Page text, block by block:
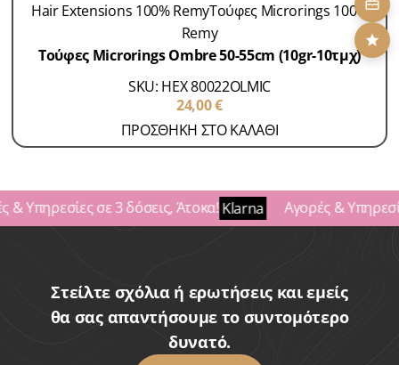
Hair Extensions 100% RemyΤούφες Microrings 100%
Remy
Τούφες Microrings Ombre 50-55cm (10gr-10τμχ)
SKU: HEX 80022OLMIC
24,00€
ΠΡΟΣΘΗΚΗ ΣΤΟ ΚΑΛΑΘΙ
& Υπηρεσίες σε 3 δόσεις, Άτοκα!Klarna Αγορές &
Στείλτε σχόλια ή ερωτήσεις και εμείς
θα σας απαντήσουμε το συντομότερο
δυνατό.